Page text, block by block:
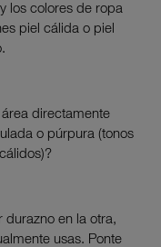
los colores de ropa
piel cálida o piel
directamente
o púrpura (tonos
durazno en la otra,
usas. Ponte